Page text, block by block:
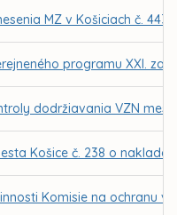
MZ v Košiciach č.
programu XXI.
dodržiavania VZN
Košice č. 238 o
Komisie na ochranu